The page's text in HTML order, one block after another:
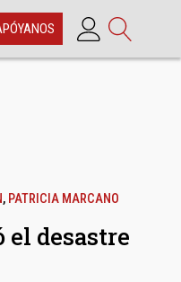
, PATRICIA MARCANO
el desastre